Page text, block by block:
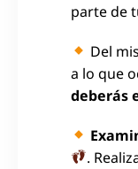
parte de
Del
a lo que
deberás
.